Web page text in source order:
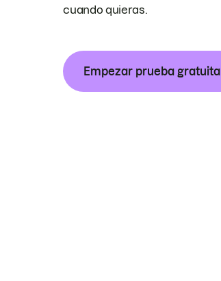
cuando quieras.
Empezar prueba gratuita